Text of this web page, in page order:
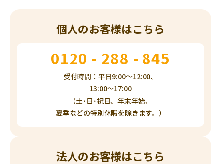
個人のお客様はこちら
0120 - 288 - 845
受付時間：平日9:00～12:00、
13:00～17:00
（土･日･祝日、年末年始、
夏季などの特別休暇を除きます。）
法人のお客様はこちら